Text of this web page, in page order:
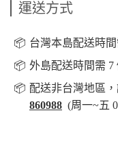
運送方式
📦️ 台灣本島配送時
📦️ 外島配送時間需 7
📦️ 配送非台灣地區
860988 (周一~五